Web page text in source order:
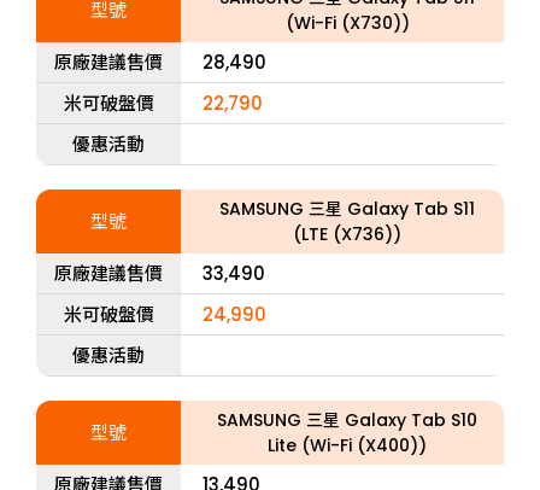
型號
(Wi-Fi (X730))
原廠建議售價
28,490
米可破盤價
22,790
優惠活動
型號
SAMSUNG 三星 Galaxy Tab S11
(LTE (X736))
原廠建議售價
33,490
米可破盤價
24,990
優惠活動
型號
SAMSUNG 三星 Galaxy Tab S10
Lite (Wi-Fi (X400))
原廠建議售價
13,490